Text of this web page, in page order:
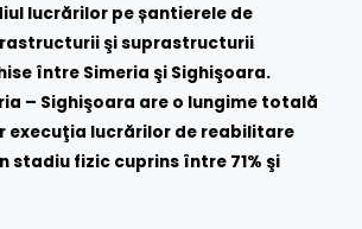
lucrărilor peșantierele de
şi suprastructurii
între Simeria şi Sighişoara.
– Sighişoara are o lungime totală
execuţia lucrărilor de reabilitare
stadiu fizic cuprins între 71% şi